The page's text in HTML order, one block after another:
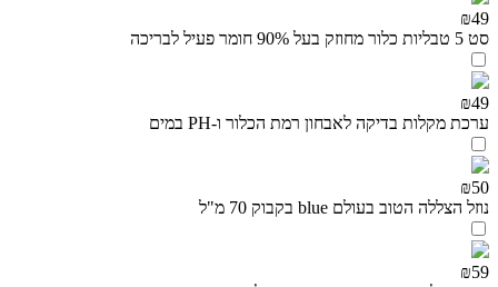
₪49
סט 5 טבליות כלור מחוזק בעל 90% חומר פעיל לבריכה
₪49
ערכת מקלות בדיקה לאבחון רמת הכלור ו-PH במים
₪50
נוזל הצללה הטוב בעולם blue בקבוק 70 מ"ל
₪59